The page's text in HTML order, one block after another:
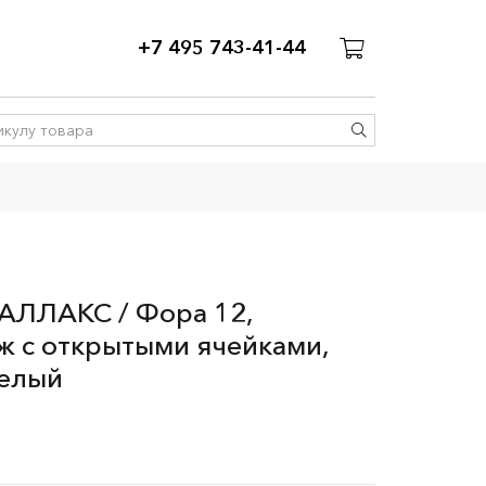
+7 495 743-41-44
/ Фора 12,
с открытыми ячейками,